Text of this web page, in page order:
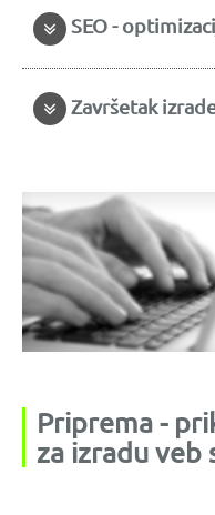
SEO -
Završetak
Priprema -
za izradu veb